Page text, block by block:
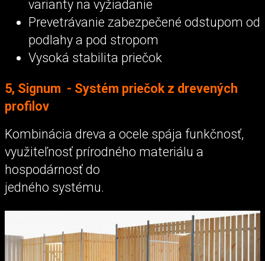
varianty na vyžiadanie
Prevetrávanie zabezpečené odstupom od
podlahy a pod stropom
Vysoká stabilita priečok
5, Signum - Systém priečok z drevených
profilov
Kombinácia dreva a ocele spája funkčnosť,
využiteľnosť prírodného materiálu a
hospodárnosť do
jedného systému.